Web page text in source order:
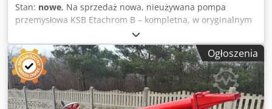
Stan: nowe, Na sprzedaż nowa, nieużywana pompa
przemysłowa KSB Etachrom B – kompletna, w oryginalnym
opakowaniu, z dokumentacją producenta. Pompa
przeznaczona do zastosowań przemysłowych i
procesowych – wysoka jakość wykonania, produkcja
niemiecka. Dane techniczne (z tabliczki znamionowej):
Producent: KSB Seria / typ: Etachrom B Wydajność (Q): 18,0
m³/h Wysokość podnoszenia (H): 45,0 m Średnica wirnika:
Ogłoszenia